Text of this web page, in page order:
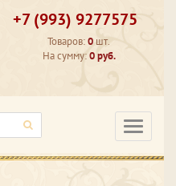
+7 (993) 9277575
Товаров:0 шт.
На сумму:0 руб.